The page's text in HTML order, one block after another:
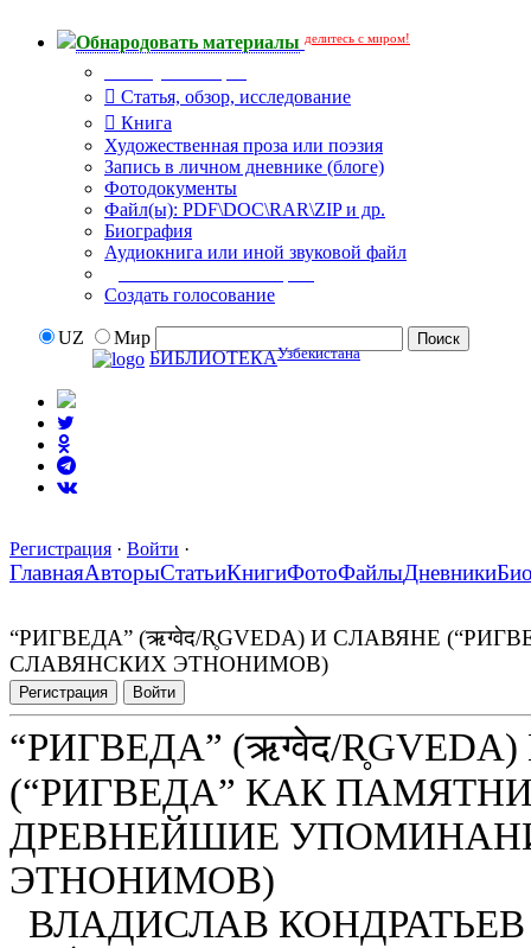
Обнародовать материалы делитесь с миром!
Статья, обзор, исследование
Книга
Художественная проза или поэзия
Запись в личном дневнике (блоге)
Фотодокументы
Файл(ы): PDF\DOC\RAR\ZIP и др.
Биография
Аудиокнига или иной звуковой файл
Создать голосование
UZ
Мир
БИБЛИОТЕКАУзбекистана
Регистрация · Войти ·
ГлавнаяАвторыСтатьиКнигиФотоФайлыДневники
“РИГВЕДА” (ऋग्वेद/R̥GVEDA) И СЛАВЯНЕ
СЛАВЯНСКИХ ЭТНОНИМОВ)
Регистрация Войти
“РИГВЕДА” (ऋग्वेद/
(“РИГВЕДА” КАК
ДРЕВНЕЙШИЕ
ЭТНОНИМОВ)
ВЛАДИСЛАВ